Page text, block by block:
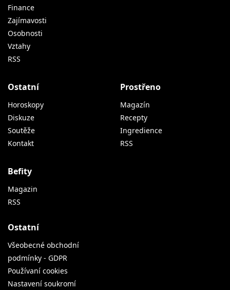
Finance
Zajímavosti
Osobnosti
Vztahy
RSS
Ostatní
Horoskopy
Diskuze
Soutěže
Kontakt
Prostřeno
Magazín
Recepty
Ingredience
RSS
Befity
Magazin
RSS
Ostatní
Všeobecné obchodní
podmínky - GDPR
Používaní cookies
Nastavení soukromí